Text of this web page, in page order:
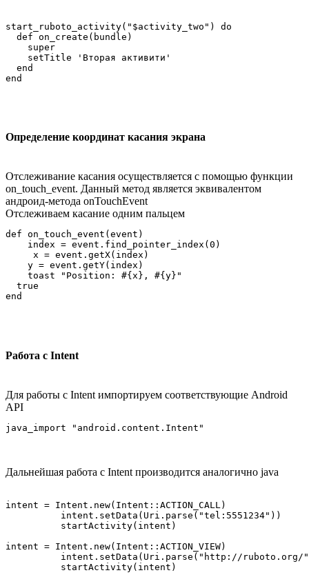
start_ruboto_activity("$activity_two") do
  def on_create(bundle)
    super
    setTitle 'Вторая активити'
  end
Определение координат касания экрана
Отслеживание касания осуществляется с помощью функции
on_touch_event. Данный метод является эквивалентом
андроид-метода onTouchEvent
Отслеживаем касание одним пальцем
def on_touch_event(event)
    index = event.find_pointer_index(0)
     x = event.getX(index)
    y = event.getY(index)
    toast "Position: #{x}, #{y}"
  true
Работа с Intent
Для работы с Intent импортируем соответствующие Android
API
Дальнейшая работа с Intent производится аналогично java
intent = Intent.new(Intent::ACTION_CALL)
          intent.setData(Uri.parse("tel:5551234"))
          startActivity(intent)
intent = Intent.new(Intent::ACTION_VIEW)
intent.setData(Uri.parse("http://ruboto.org/